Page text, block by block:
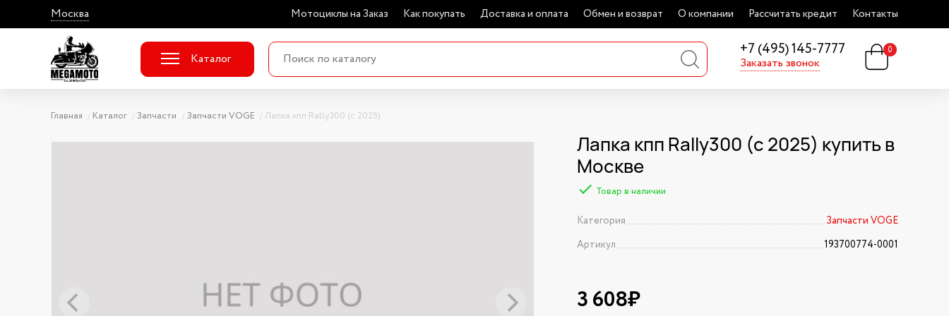
Москва Мотоциклы на Заказ Как покупать Доставка и оплата Обмен и возврат О компании Рассчитать кредит Контакты
+7 (495) 145-7777
Заказать звонок
Каталог
0
Главная Каталог Запчасти Запчасти VOGE Лапка кпп Rally300 (с 2025)
Лапка кпп Rally300 (с 2025) купить в
Москве
Товар в наличии
Категория
Запчасти VOGE
Артикул
193700774-0001
3 608₽